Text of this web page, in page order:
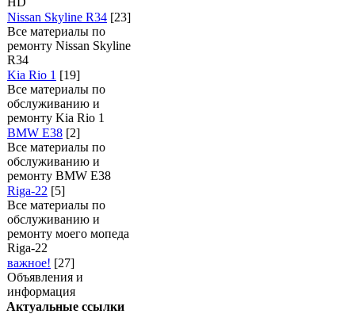
Nissan Skyline R34 [23]
Все материалы по
ремонту Nissan Skyline
R34
Kia Rio 1 [19]
Все материалы по
обслуживанию и
ремонту Kia Rio 1
BMW E38 [2]
Все материалы по
обслуживанию и
ремонту BMW E38
Riga-22 [5]
Все материалы по
обслуживанию и
ремонту моего мопеда
Riga-22
важное! [27]
Объявления и
информация
Актуальные ссылки